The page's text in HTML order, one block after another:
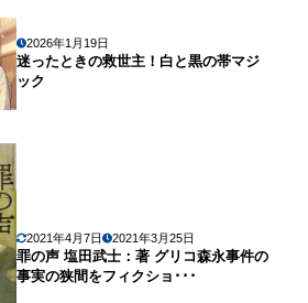
2026年1月19日
迷ったときの救世主！白と黒の帯マジ
ック
2021年4月7日 2021年3月25日
罪の声 塩田武士：著 グリコ森永事件の
事実の狭間をフィクショ･･･